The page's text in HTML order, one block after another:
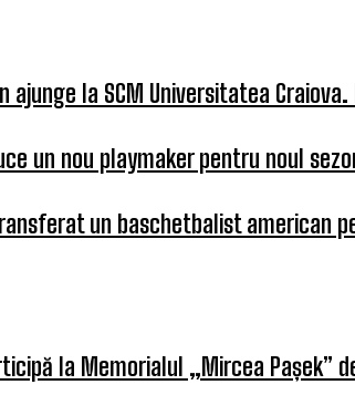
la SCM Universitatea Craiova.
un nou playmaker pentru noul
un baschetbalist american
la Memorialul „Mircea Pașek”